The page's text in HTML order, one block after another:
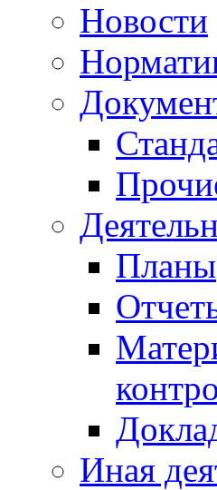
Новости
Планы
Иная